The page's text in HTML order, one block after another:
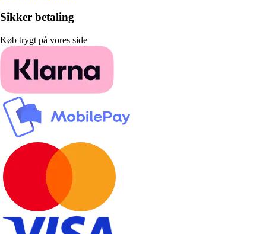
Sikker betaling
Køb trygt på vores side